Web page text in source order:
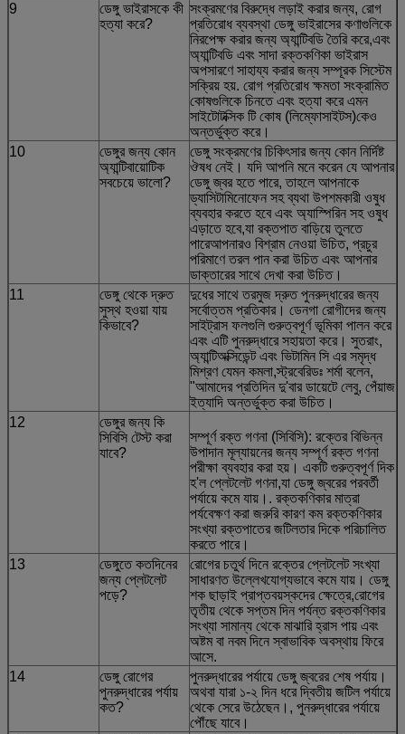
9
ডেঙ্গু ভাইরাসকে কী
হত্যা করে?
সংক্রমণের বিরুদ্ধে লড়াই করার জন্য, রোগ
প্রতিরোধ ব্যবস্থা ডেঙ্গু ভাইরাসের কণাগুলিকে
নিরপেক্ষ করার জন্য অ্যান্টিবডি তৈরি করে,এবং
অ্যান্টিবডি এবং সাদা রক্তকণিকা ভাইরাস
অপসারণে সাহায্য করার জন্য সম্পূরক সিস্টেম
সক্রিয় হয়. রোগ প্রতিরোধ ক্ষমতা সংক্রামিত
কোষগুলিকে চিনতে এবং হত্যা করে এমন
সাইটোটক্সিক টি কোষ (লিম্ফোসাইটস)কেও
অন্তর্ভুক্ত করে।
10
ডেঙ্গুর জন্য কোন
অ্যান্টিবায়োটিক
সবচেয়ে ভালো?
ডেঙ্গু সংক্রমণের চিকিৎসার জন্য কোন নির্দিষ্ট
ঔষধ নেই। যদি আপনি মনে করেন যে আপনার
ডেঙ্গু জ্বর হতে পারে, তাহলে আপনাকে
ড্যাসিটামিনোফেন সহ ব্যথা উপশমকারী ওষুধ
ব্যবহার করতে হবে এবং অ্যাস্পিরিন সহ ওষুধ
এড়াতে হবে,যা রক্তপাত বাড়িয়ে তুলতে
পারেআপনারও বিশ্রাম নেওয়া উচিত, প্রচুর
পরিমাণে তরল পান করা উচিত এবং আপনার
ডাক্তারের সাথে দেখা করা উচিত।
11
ডেঙ্গু থেকে দ্রুত
সুস্থ হওয়া যায়
কিভাবে?
দুধের সাথে তরমুজ দ্রুত পুনরুদ্ধারের জন্য
সর্বোত্তম প্রতিকার। ডেনগা রোগীদের জন্য
সাইট্রাস ফলগুলি গুরুত্বপূর্ণ ভূমিকা পালন করে
এবং এটি পুনরুদ্ধারে সহায়তা করে। সুতরাং,
অ্যান্টিঅক্সিডেন্ট এবং ভিটামিন সি এর সমৃদ্ধ
মিশ্রণ যেমন কমলা,স্ট্রবেরিডঃ শর্মা বলেন,
"আমাদের প্রতিদিন দু'বার ডায়েটে লেবু, পেঁয়াজ
ইত্যাদি অন্তর্ভুক্ত করা উচিত।
12
ডেঙ্গুর জন্য কি
সিবিসি টেস্ট করা
যাবে?
সম্পূর্ণ রক্ত গণনা (সিবিসি): রক্তের বিভিন্ন
উপাদান মূল্যায়নের জন্য সম্পূর্ণ রক্ত গণনা
পরীক্ষা ব্যবহার করা হয়। একটি গুরুত্বপূর্ণ দিক
হ'ল প্লেটলেট গণনা,যা ডেঙ্গু জ্বরের পরবর্তী
পর্যায়ে কমে যায়।. রক্তকণিকার মাত্রা
পর্যবেক্ষণ করা জরুরি কারণ কম রক্তকণিকার
সংখ্যা রক্তপাতের জটিলতার দিকে পরিচালিত
করতে পারে।
13
ডেঙ্গুতে কতদিনের
জন্য প্লেটলেট
পড়ে?
রোগের চতুর্থ দিনে রক্তের প্লেটলেট সংখ্যা
সাধারণত উল্লেখযোগ্যভাবে কমে যায়। ডেঙ্গু
শক ছাড়াই প্রাপ্তবয়স্কদের ক্ষেত্রে,রোগের
তৃতীয় থেকে সপ্তম দিন পর্যন্ত রক্তকণিকার
সংখ্যা সামান্য থেকে মাঝারি হ্রাস পায় এবং
অষ্টম বা নবম দিনে স্বাভাবিক অবস্থায় ফিরে
আসে.
14
ডেঙ্গু রোগের
পুনরুদ্ধারের পর্যায়
কত?
পুনরুদ্ধারের পর্যায়ে ডেঙ্গু জ্বরের শেষ পর্যায়।
অথবা যারা ১-২ দিন ধরে দ্বিতীয় জটিল পর্যায়ে
থেকে সেরে উঠেছেন।, পুনরুদ্ধারের পর্যায়ে
পৌঁছে যাবে।